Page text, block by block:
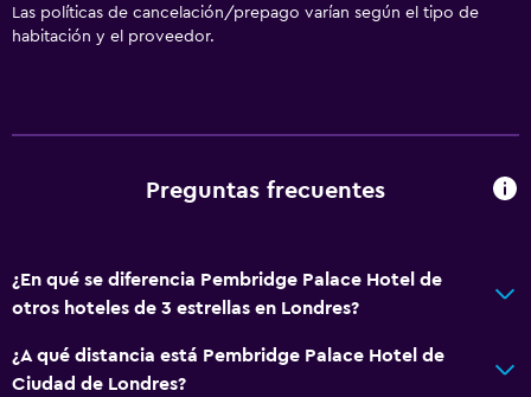
Las políticas de cancelación/prepago varían según el tipo de
habitación y el proveedor.
Preguntas frecuentes
¿En qué se diferencia Pembridge Palace Hotel de
otros hoteles de 3 estrellas en Londres?
¿A qué distancia está Pembridge Palace Hotel de
Ciudad de Londres?